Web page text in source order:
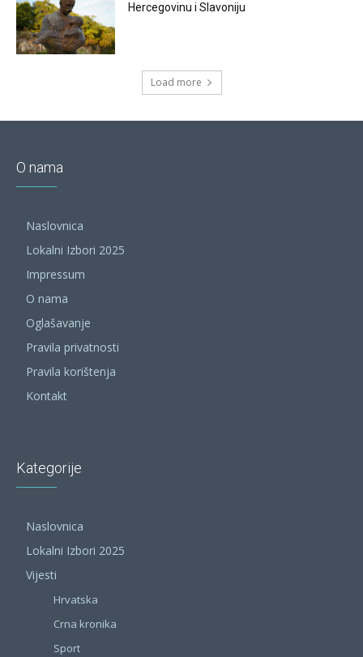
Hercegovinu i Slavoniju
Load more
O nama
Naslovnica
Lokalni Izbori 2025
Impressum
O nama
Oglašavanje
Pravila privatnosti
Pravila korištenja
Kontakt
Kategorije
Naslovnica
Lokalni Izbori 2025
Vijesti
Hrvatska
Crna kronika
Sport